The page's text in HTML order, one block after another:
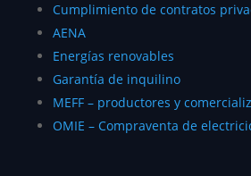
Cumplimiento de contratos
AENA
Energías renovables
Garantía de inquilino
MEFF – productores y
OMIE – Compraventa de